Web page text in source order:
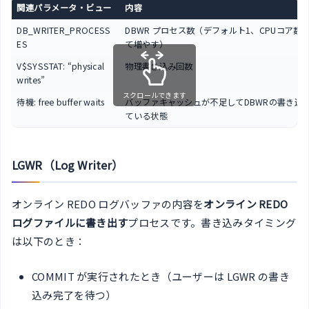
関連パラメータ・ビュー
内容
DB_WRITER_PROCESS
ES
DBWR プロセス数（デフォルト1、CPUコア数
て増やす）
V$SYSSTAT: “physical
writes”
物理書き込み回数
待機: free buffer waits
バッファキャッシュが不足してDBWRの書き込
ている状態
スクロールできます
LGWR（Log Writer）
オンライン REDO ログバッファの内容をオンライン REDO
ログファイルに書き出すプロセスです。書き込みタイミング
は以下のとき：
COMMIT が実行されたとき（ユーザーは LGWR の書き
込み完了を待つ）